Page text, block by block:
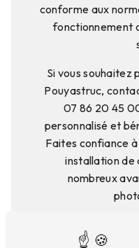
conforme aux
fonctionnement
Si vous souhaitez
Pouyastruc,
07 86 20 45
personnalisé et
Faites confiance
installation de
nombreux
En savoir